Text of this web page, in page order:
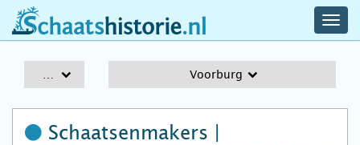
schaatshistorie.nl
Voorburg
Schaatsenmakers |